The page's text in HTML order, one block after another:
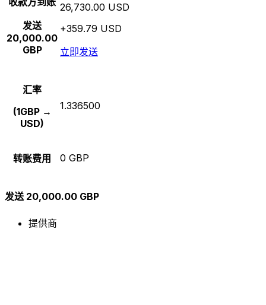
发送
20,000.00
GBP
26,730.00 USD
+359.79 USD
立即发送
汇率
(1GBP →
USD)
1.336500
转账费用 0 GBP
发送 20,000.00 GBP
提供商